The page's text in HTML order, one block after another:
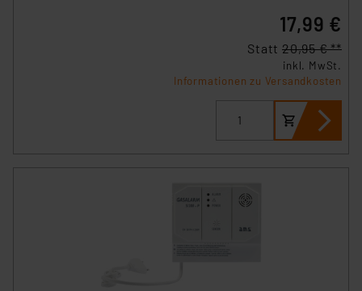
17,99 €
Statt 20,95 € **
inkl. MwSt.
Informationen zu Versandkosten